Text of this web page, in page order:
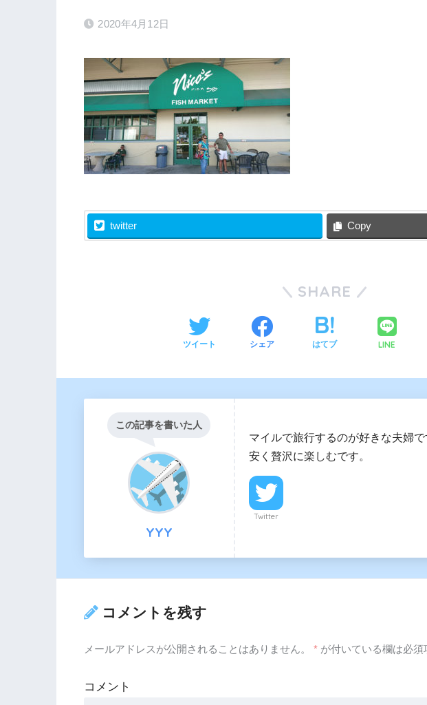
2020年4月12日
twitter Copy
SHARE
ツイート シェア はてブ LINE
この記事を書いた人
YYY
マイルで旅行するのが好きな夫婦
安く贅沢に楽しむです。
Twitter
コメントを残す
メールアドレスが公開されることはありません。 * が付いている欄は必須
コメント